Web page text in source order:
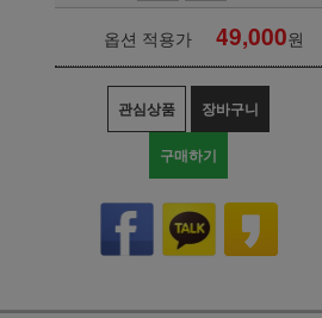
옵션 적용가 49,000원
관심상품 장바구니
구매하기